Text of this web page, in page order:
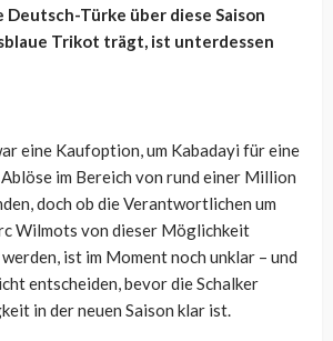
Deutsch-Türke über diese Saison
Trikot trägt, ist unterdessen
eine Kaufoption, um Kabadayi für eine
im Bereich von rund einer Million
doch ob die Verantwortlichen um
Wilmots von dieser Möglichkeit
ist im Moment noch unklar – und
entscheiden, bevor die Schalker
in der neuen Saison klar ist.